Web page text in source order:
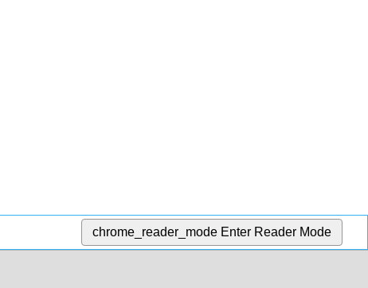
chrome_reader_mode Enter Reader Mode